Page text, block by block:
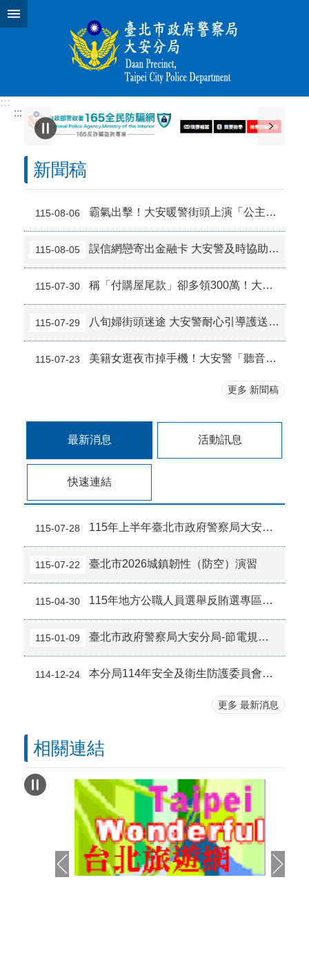
跳到主要內容區塊
:::
:::
新聞稿
115-08-06 霸氣出擊！大安暖警街頭上演「公主抱」 助行動不便長者平安返家
115-08-05 誤信網戀寄出金融卡 大安警及時協助避免淪為人頭帳戶
115-07-30 稱「付購屋尾款」卻多領300萬！大安警即時攔阻成功保住380萬
115-07-29 八旬婦街頭迷途 大安警耐心引導護送與友會合
115-07-23 美籍女逛夜市掉手機！大安警「聽音辨位」撬開水溝蓋神救援
更多 新聞稿
最新消息 活動訊息
快速連結
115-07-28 115年上半年臺北市政府警察局大安分局發布刑案新聞違反偵查不公開規定檢討報告
115-07-22 臺北市2026城鎮韌性（防空）演習
115-04-30 115年地方公職人員選舉反賄選專區（檢舉管道及情資窗口）
115-01-09 臺北市政府警察局大安分局-節電規劃及執行成效
114-12-24 本分局114年安全及衛生防護委員會會議紀錄暨書面報告
更多 最新消息
相關連結